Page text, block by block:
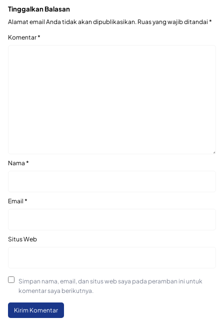
Tinggalkan Balasan
Alamat email Anda tidak akan dipublikasikan. Ruas yang wajib ditandai *
Komentar*
Nama *
Email *
Situs Web
Simpan nama, email, dan situs web saya pada peramban ini untuk
komentar saya berikutnya.